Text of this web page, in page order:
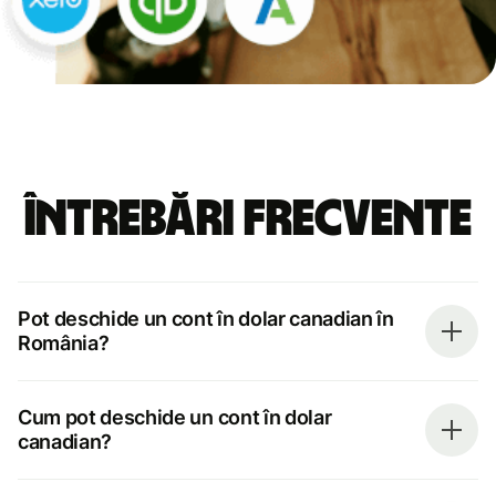
Întrebări frecvente
Pot deschide un cont în dolar canadian în
România?
Cum pot deschide un cont în dolar
canadian?